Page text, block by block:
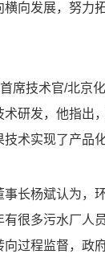
横向发展，努力
席技术官/北京
研发，他指出
术实现了产品
长杨斌认为，
很多污水厂人
过程监督，政